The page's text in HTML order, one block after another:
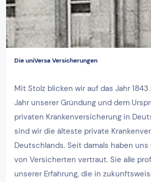
Die uniVersa Versicherungen
Mit Stolz blicken wir auf das Jahr
Jahr unserer Gründung und dem
privaten Krankenversicherung in
sind wir die älteste private
Deutschlands. Seit damals haben
von Versicherten vertraut. Sie alle
unserer Erfahrung, die in